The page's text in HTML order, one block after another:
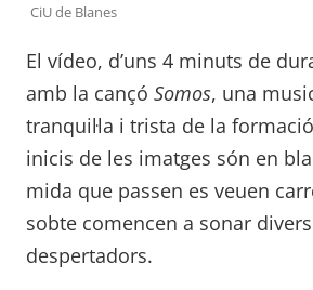
CiU de Blanes
El vídeo, d’uns 4 minuts de
amb la cançó Somos, una
tranquil·la i trista de la formació
inicis de les imatges són en
mida que passen es veuen
sobte comencen a sonar
despertadors.